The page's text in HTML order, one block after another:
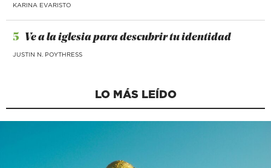
KARINA EVARISTO
5 Ve a la iglesia para descubrir tu identidad
JUSTIN N. POYTHRESS
LO MÁS LEÍDO